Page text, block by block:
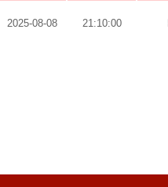
2025-08-08 21:10:00